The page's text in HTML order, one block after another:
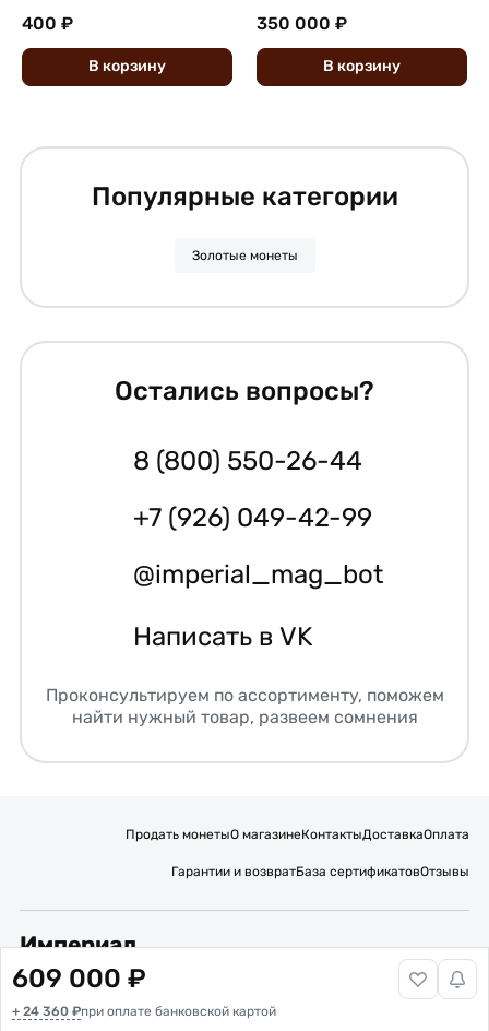
609 000 ₽
+ 24 360 ₽при оплате банковской картой
400 ₽
В корзину
350 000 ₽
В корзину
Популярные категории
Золотые монеты
Остались вопросы?
8 (800) 550-26-44
+7 (926) 049-42-99
@imperial_mag_bot
Написать в VK
Проконсультируем по ассортименту, поможем
найти нужный товар, развеем сомнения
Продать монетыО магазинеКонтактыДоставкаОплата
Гарантии и возвратБаза сертификатовОтзывы
Империал
Подписывайтесь на нас:
Вакансии